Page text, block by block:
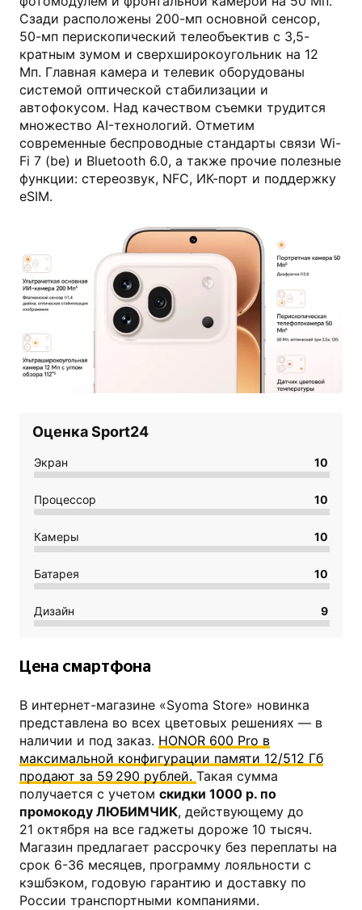
Сзади расположены 200-мп основной сенсор,
50-мп перископический телеобъектив с 3,5-
кратным зумом и сверхширокоугольник на 12
Мп. Главная камера и телевик оборудованы
системой оптической стабилизации и
автофокусом. Над качеством съемки трудится
множество AI-технологий. Отметим
современные беспроводные стандарты связи Wi-
Fi 7 (be) и Bluetooth 6.0, а также прочие полезные
функции: стереозвук, NFC, ИК-порт и поддержку
eSIM.
Оценка Sport24
Экран 10
Процессор 10
Камеры 10
Батарея 10
Дизайн 9
Цена смартфона
В интернет-магазине «Syoma Store» новинка
представлена во всех цветовых решениях — в
наличии и под заказ. HONOR 600 Pro в
максимальной конфигурации памяти 12/512 Гб
продают за 59 290 рублей. Такая сумма
получается с учетом скидки 1000 р. по
промокоду ЛЮБИМЧИК, действующему до
21 октября на все гаджеты дороже 10 тысяч.
Магазин предлагает рассрочку без переплаты на
срок 6-36 месяцев, программу лояльности с
кэшбэком, годовую гарантию и доставку по
России транспортными компаниями.